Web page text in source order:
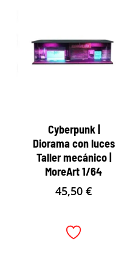
Cyberpunk |
Diorama con luces
Taller mecánico |
MoreArt 1/64
45,50€